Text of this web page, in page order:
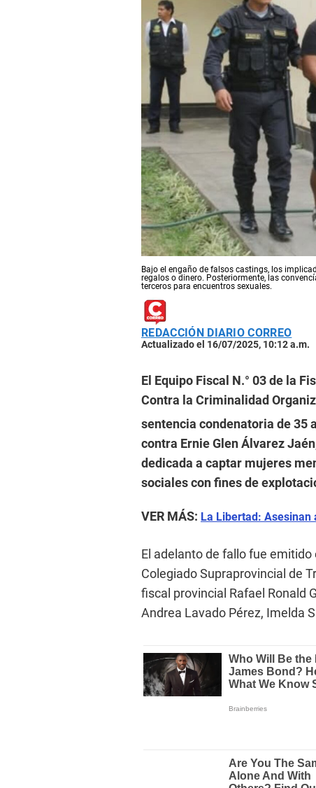
Bajo el engaño de falsos castings, los
regalos o dinero. Posteriormente, las
terceros para encuentros sexuales.
REDACCIÓN DIARIO CORREO
Actualizado el 16/07/2025, 10:12 a.m.
El Equipo Fiscal N.° 03 de la
Contra la Criminalidad
sentencia condenatoria de 35
contra Ernie Glen Álvarez
dedicada a captar mujeres
sociales con fines de
VER MÁS: La Libertad: Asesinan
El adelanto de fallo fue
Colegiado Supraprovincial de
fiscal provincial Rafael Ronald
Andrea Lavado Pérez, Imelda